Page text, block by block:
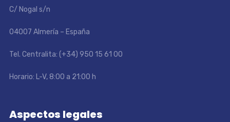
C/ Nogal s/n
04007 Almería – España
Tel. Centralita: (+34) 950 15 61 00
Horario: L-V, 8:00 a 21:00 h
Aspectos legales